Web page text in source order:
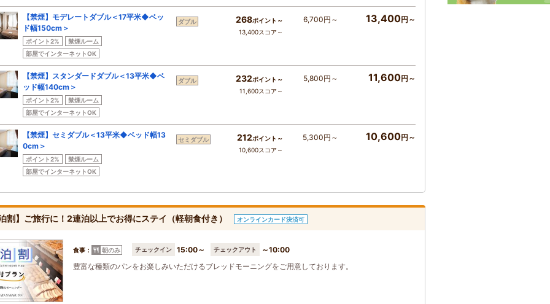
【禁煙】モデレートダブル＜17平米◆ベッ
ド幅150cm＞
ポイント2%
禁煙ルーム
部屋でインターネットOK
ダブル 268ポイント～
13,400スコア～
6,700円～ 13,400円～
【禁煙】スタンダードダブル＜13平米◆ベ
ッド幅140cm＞
ポイント2%
禁煙ルーム
部屋でインターネットOK
ダブル 232ポイント～
11,600スコア～
5,800円～ 11,600円～
【禁煙】セミダブル＜13平米◆ベッド幅13
0cm＞
ポイント2%
禁煙ルーム
部屋でインターネットOK
セミダブル 212ポイント～
10,600スコア～
5,300円～ 10,600円～
割】ご旅行に！2連泊以上でお得にステイ（軽朝食付き） オンラインカード決済可
食事： 朝のみ チェックイン 15:00～ チェックアウト
～10:00
豊富な種類のパンをお楽しみいただけるブレッドモーニングをご用意しております。